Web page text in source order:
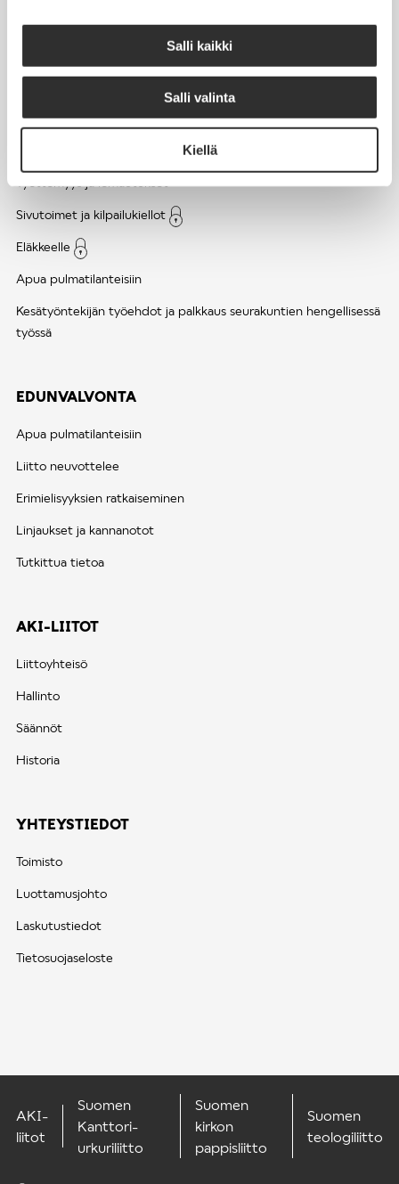
Salli kaikki
Salli valinta
Kiellä
Työaika
Sivutoimet ja kilpailukiellot
Eläkkeelle
Apua pulmatilanteisiin
Kesätyöntekijän työehdot ja palkkaus seurakuntien hengellisessä
työssä
EDUNVALVONTA
Apua pulmatilanteisiin
Liitto neuvottelee
Erimielisyyksien ratkaiseminen
Linjaukset ja kannanotot
Tutkittua tietoa
AKI-LIITOT
Liittoyhteisö
Hallinto
Säännöt
Historia
YHTEYSTIEDOT
Toimisto
Luottamusjohto
Laskutustiedot
Tietosuojaseloste
AKI-
liitot
Suomen
Kanttori-
urkuriliitto
Suomen
kirkon
pappisliitto
Suomen
teologiliitto